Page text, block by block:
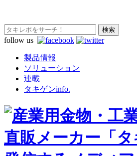
follow us
製品情報
ソリューション
連載
タキゲンinfo.